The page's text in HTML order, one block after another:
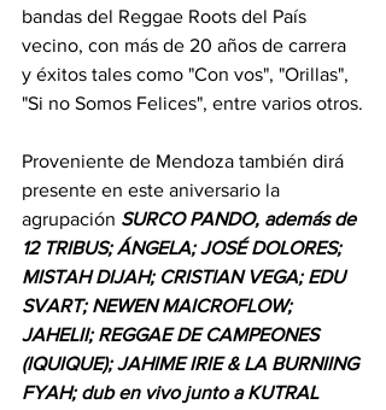
bandas del Reggae Roots del País
vecino, con más de 20 años de carrera
y éxitos tales como "Con vos", "Orillas",
"Si no Somos Felices", entre varios otros.
Proveniente de Mendoza también dirá
presente en este aniversario la
agrupación SURCO PANDO, además de
12 TRIBUS; ÁNGELA; JOSÉ DOLORES;
MISTAH DIJAH; CRISTIAN VEGA; EDU
SVART; NEWEN MAICROFLOW;
JAHELII; REGGAE DE CAMPEONES
(IQUIQUE); JAHIME IRIE & LA BURNIING
FYAH; dub en vivo junto a KUTRAL